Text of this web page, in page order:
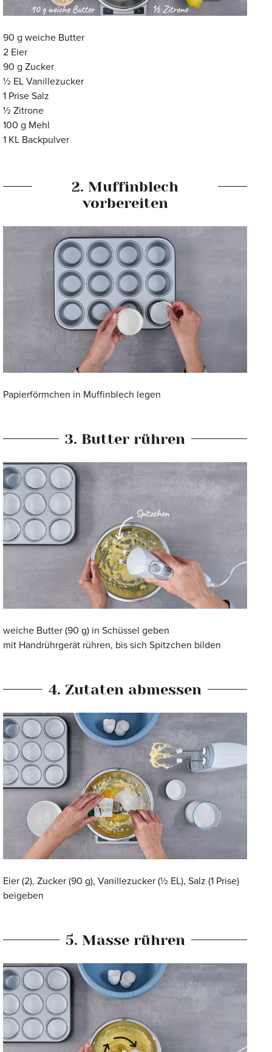
90 g weiche Butter
2 Eier
90 g Zucker
½ EL Vanillezucker
1 Prise Salz
½ Zitrone
100 g Mehl
1 KL Backpulver
2. Muffinblech
vorbereiten
Papierförmchen in Muffinblech legen
3. Butter rühren
weiche Butter (90 g) in Schüssel geben
mit Handrührgerät rühren, bis sich Spitzchen bilden
4. Zutaten abmessen
Eier (2), Zucker (90 g), Vanillezucker (½ EL), Salz (1 Prise)
beigeben
5. Masse rühren